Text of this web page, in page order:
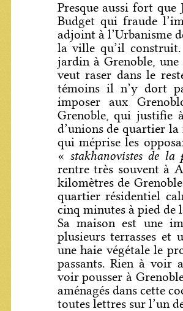
Presque aussi fort que
Budget qui fraude
adjoint à l’Urbanisme
la ville qu’il construit.
jardin à Grenoble, une
veut raser dans le
témoins il n’y dort
imposer aux
Grenoble, qui justifie à
d’unions de quartier
qui méprise les
« stakhanovistes de la
rentre très souvent à
kilomètres de
quartier résidentiel
cinq minutes à pied de
Sa maison est une
plusieurs terrasses et
une haie végétale le
passants. Rien à voir
voir pousser à
aménagés dans cette
toutes lettres sur l’un